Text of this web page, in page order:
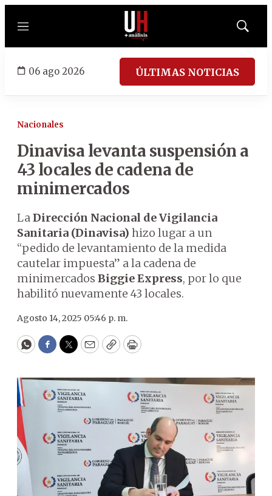
Menú
Mostrar
06 ago 2026 ÚLTIMAS NOTICIAS
Nacionales
Dinavisa levanta suspensión a
43 locales de cadena de
minimercados
LaDirección Nacional de Vigilancia
Sanitaria (Dinavisa) hizo lugar a un
“pedido de levantamiento de la medida
cautelar impuesta” a la cadena de
minimercados Biggie Express, por lo que
habilitó nuevamente 43 locales.
Agosto 14, 2025 05:46 p. m.
WhatsApp
Facebook
Twitter
EmailCopyPrint